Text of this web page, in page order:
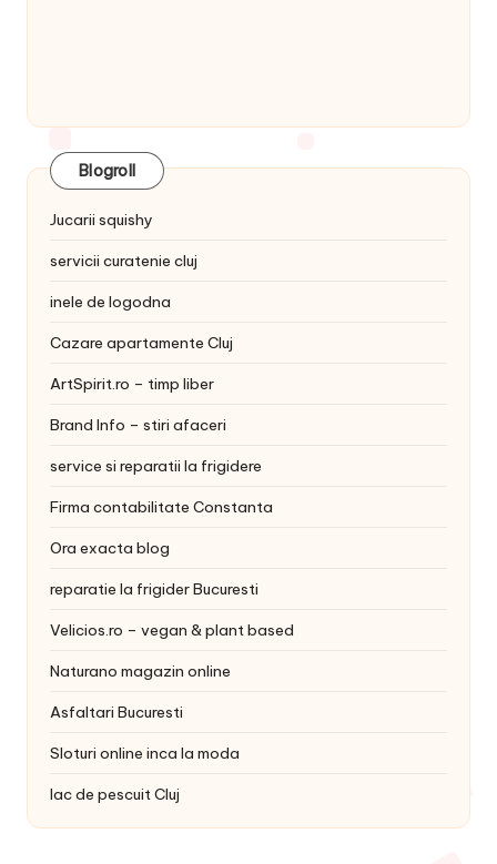
Blogroll
Jucarii squishy
servicii curatenie cluj
inele de logodna
Cazare apartamente Cluj
ArtSpirit.ro – timp liber
Brand Info – stiri afaceri
service si reparatii la frigidere
Firma contabilitate Constanta
Ora exacta blog
reparatie la frigider Bucuresti
Velicios.ro – vegan & plant based
Naturano magazin online
Asfaltari Bucuresti
Sloturi online inca la moda
lac de pescuit Cluj